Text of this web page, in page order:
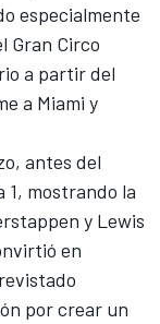
especialmente
Gran Circo
a partir del
a Miami y
antes del
1, mostrando la
y Lewis
en
por crear un